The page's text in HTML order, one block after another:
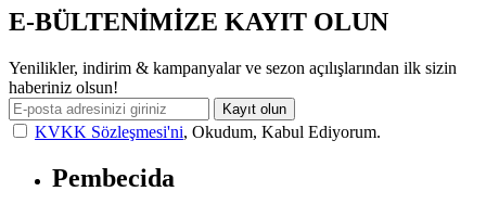
E-BÜLTENİMİZE KAYIT OLUN
Yenilikler, indirim & kampanyalar ve sezon açılışlarından ilk sizin
haberiniz olsun!
Kayıt olun
KVKK Sözleşmesi'ni, Okudum, Kabul Ediyorum.
Pembecida